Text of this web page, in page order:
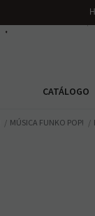
CATÁLOGO
MÚSICA FUNKO POP!